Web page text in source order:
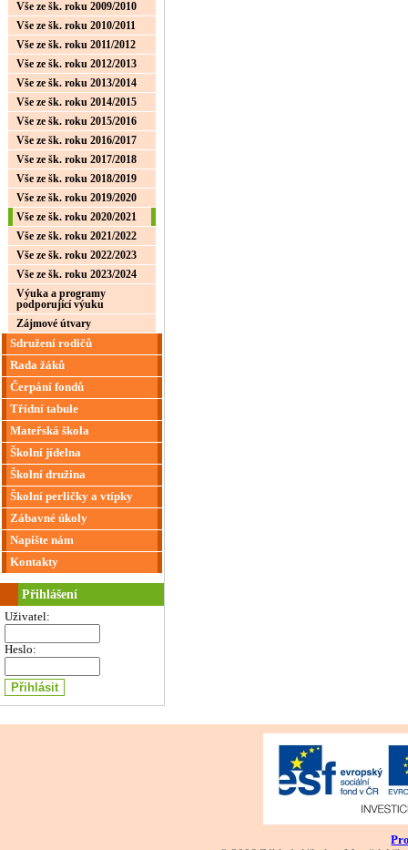
Vše ze šk. roku 2009/2010
Vše ze šk. roku 2010/2011
Vše ze šk. roku 2011/2012
Vše ze šk. roku 2012/2013
Vše ze šk. roku 2013/2014
Vše ze šk. roku 2014/2015
Vše ze šk. roku 2015/2016
Vše ze šk. roku 2016/2017
Vše ze šk. roku 2017/2018
Vše ze šk. roku 2018/2019
Vše ze šk. roku 2019/2020
Vše ze šk. roku 2020/2021
Vše ze šk. roku 2021/2022
Vše ze šk. roku 2022/2023
Vše ze šk. roku 2023/2024
Výuka a programy
podporující výuku
Zájmové útvary
Sdružení rodičů
Rada žáků
Čerpání fondů
Třídní tabule
Mateřská škola
Školní jídelna
Školní družina
Školní perličky a vtípky
Zábavné úkoly
Napište nám
Kontakty
Přihlášení
Uživatel:
Heslo: